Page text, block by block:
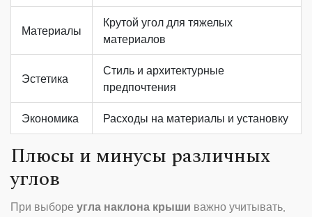
Материалы
Крутой угол для тяжелых
материалов
Эстетика
Стиль и архитектурные
предпочтения
Экономика Расходы на материалы и установку
Плюсы и минусы различных
углов
При выборе угла наклона крыши важно учитывать,